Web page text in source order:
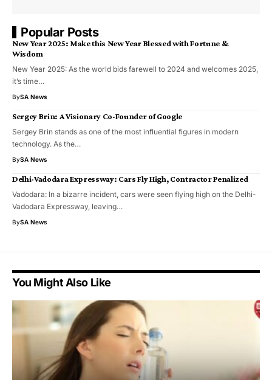
Popular Posts
New Year 2025: Make this New Year Blessed with Fortune &
Wisdom
New Year 2025: As the world bids farewell to 2024 and welcomes 2025,
it’s time…
BySA News
Sergey Brin: A Visionary Co-Founder of Google
Sergey Brin stands as one of the most influential figures in modern
technology. As the…
BySA News
Delhi-Vadodara Expressway: Cars Fly High, Contractor Penalized
Vadodara: In a bizarre incident, cars were seen flying high on the Delhi-
Vadodara Expressway, leaving…
BySA News
You Might Also Like